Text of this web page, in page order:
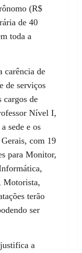
(R$
de 40
toda a
carência de
de serviços
cargos de
Nível I,
sede e os
com 19
para Monitor,
Motorista,
terão
ser
a